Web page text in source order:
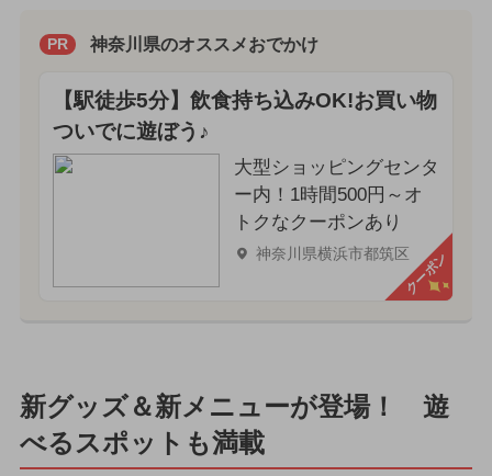
PR 神奈川県のオススメおでかけ
【駅徒歩5分】飲食持ち込みOK!お買い物
ついでに遊ぼう♪
大型ショッピングセンタ
ー内！1時間500円～オ
トクなクーポンあり
神奈川県横浜市都筑区クーポン
新グッズ＆新メニューが登場！ 遊
べるスポットも満載